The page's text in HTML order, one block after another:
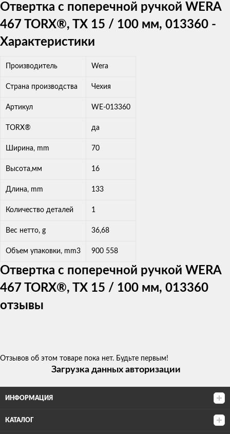
Отвертка с поперечной ручкой WERA
467 TORX®, TX 15 / 100 мм, 013360 -
Характеристики
Производитель Wera
Страна производства Чехия
Артикул WE-013360
TORX® да
Ширина, mm 70
Высота,мм 16
Длина, mm 133
Количество деталей 1
Вес нетто, g 36,68
Объем упаковки, mm3 900 558
Отвертка с поперечной ручкой WERA
467 TORX®, TX 15 / 100 мм, 013360
отзывы
Отзывов об этом товаре пока нет. Будьте первым!
Загрузка данных авторизации
ИНФОРМАЦИЯ
КАТАЛОГ